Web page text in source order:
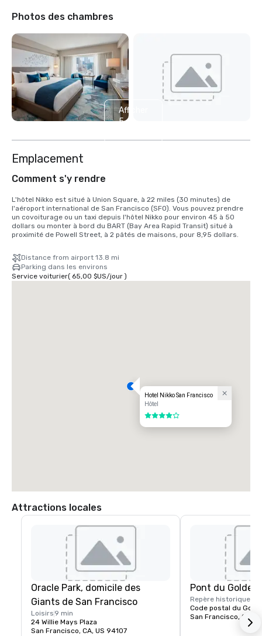
Photos des chambres
Afficher
5
Emplacement
Comment s'y rendre
L'hôtel Nikko est situé à Union Square, à 22 miles (30 minutes) de
l'aéroport international de San Francisco (SFO). Vous pouvez prendre
un covoiturage ou un taxi depuis l'hôtel Nikko pour environ 45 à 50
dollars ou monter à bord du BART (Bay Area Rapid Transit) situé à
proximité de Powell Street, à 2 pâtés de maisons, pour 8,95 dollars.
Distance from airport 13.8 mi
Parking dans les environs
Service voiturier( 65,00 $US/jour)
Hotel Nikko San Francisco
Hôtel
4 sur 5
Attractions locales
Oracle Park, domicile des
Giants de San Francisco
Loisirs 9 min
24 Willie Mays Plaza
San Francisco, CA, US 94107
Pont du Golden
Repère historique
Code postal du
San Francisco, CA,